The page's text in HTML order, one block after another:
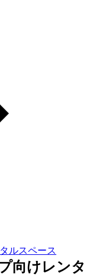
ルスペース
向けレンタ